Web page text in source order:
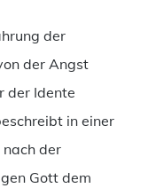
der
der Angst
der Idente
in einer
nach der
Gott dem